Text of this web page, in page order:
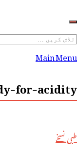
تلاش
کریں
Main Menu
for-acidity
طبی نسخے